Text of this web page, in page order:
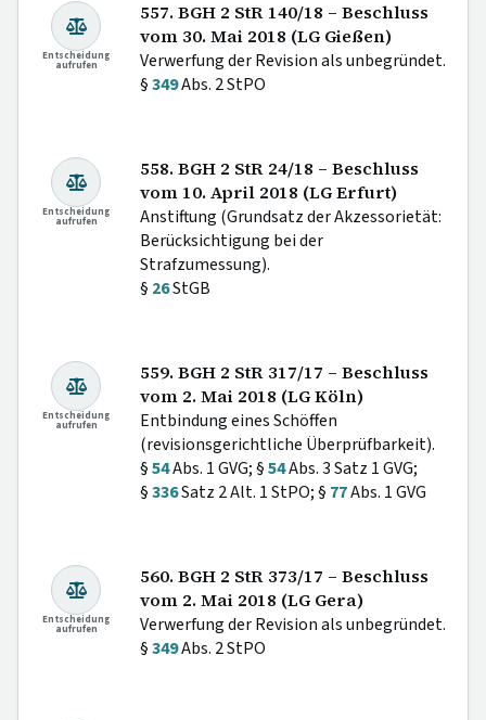
Entscheidung
aufrufen
557. BGH 2 StR 140/18 – Beschluss
vom 30. Mai 2018 (LG Gießen)
Verwerfung der Revision als unbegründet.
§349Abs. 2 StPO
Entscheidung
aufrufen
558. BGH 2 StR 24/18 – Beschluss
vom 10. April 2018 (LG Erfurt)
Anstiftung (Grundsatz der Akzessorietät:
Berücksichtigung bei der
Strafzumessung).
§ 26StGB
Entscheidung
aufrufen
559. BGH 2 StR 317/17 – Beschluss
vom 2. Mai 2018 (LG Köln)
Entbindung eines Schöffen
(revisionsgerichtliche Überprüfbarkeit).
§54Abs. 1 GVG; §54Abs. 3 Satz 1 GVG;
§336Satz 2 Alt. 1 StPO; § 77Abs. 1 GVG
Entscheidung
aufrufen
560. BGH 2 StR 373/17 – Beschluss
vom 2. Mai 2018 (LG Gera)
Verwerfung der Revision als unbegründet.
§349Abs. 2 StPO